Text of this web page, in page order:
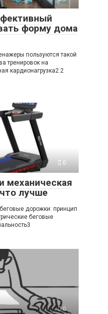
форму дома
пользуются такой
тренировок на
кардионагрузка2.2
0
механическая
лучше
дорожки: принцип
беговые
0